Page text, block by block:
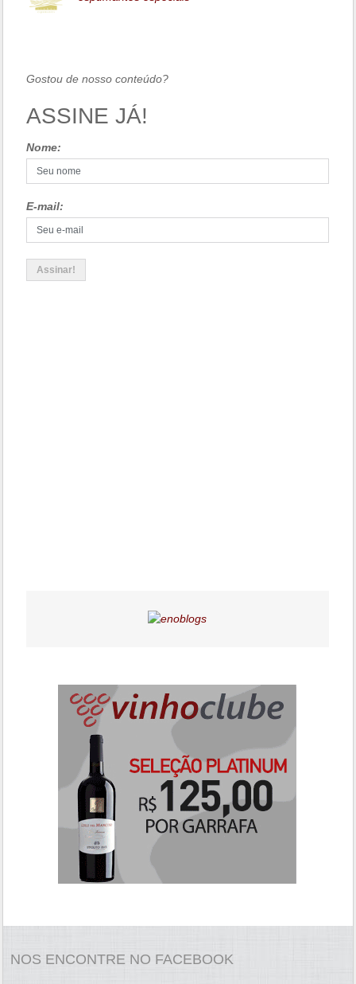
Gostou de nosso conteúdo?
ASSINE JÁ!
Nome:
E-mail:
NOS ENCONTRE NO FACEBOOK